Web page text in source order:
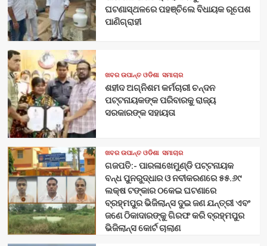
ଘଟଣାସ୍ଥଳରେ ପହଞ୍ଚିଲେ ବିଧାୟକ ରୂପେଶ
ପାଣିଗ୍ରାହୀ
ଖବର ଉପାନ୍ତ ଓଡିଶା ସମାଚାର
ଶହୀଦ ଅଗ୍ନିଶମ କର୍ମଚାରୀ ଚନ୍ଦନ
ପଟ୍ଟନାୟକଙ୍କ ପରିବାରକୁ ରାଜ୍ୟ
ସରକାରଙ୍କ ସହାୟତା
ଖବର ଉପାନ୍ତ ଓଡିଶା ସମାଚାର
ଗଜପତି:- ପାରଳାଖେମୁଣ୍ଡି ପଟ୍ଟନାୟକ
ବନ୍ଧ ପୁନରୁଦ୍ଧାର ଓ ନବୀକରଣରେ ୫୫.୬୯
ଲକ୍ଷ ଟଙ୍କାର ଠକେଇ ଘଟଣାରେ
ବ୍ରହ୍ମପୁର ଭିଜିଲାନ୍ସ ଦୁଇ ଜଣ ଯନ୍ତ୍ରୀ ଏବଂ
ଜଣେ ଠିକାଦାରଙ୍କୁ ଗିରଫ କରି ବ୍ରହ୍ମପୁର
ଭିଜିଲାନ୍ସ କୋର୍ଟ ଚାଲାଣ